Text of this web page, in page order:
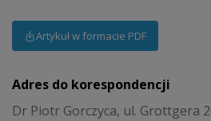
Artykuł w formacie PDF
Adres do korespondencji
Dr Piotr Gorczyca, ul. Grottgera